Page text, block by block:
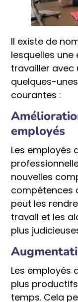
Il existe de
lesquelles
travailler avec
quelques-
courantes :
employés
Les employés
nouvelles
compétences
peut les
travail et les
plus
Les employés
plus
temps. Cela